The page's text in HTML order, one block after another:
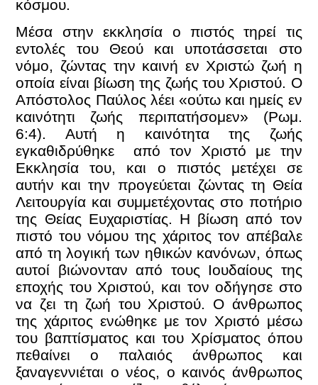
κόσμου.
Μέσα στην εκκλησία ο πιστός τηρεί τις
εντολές του Θεού και υποτάσσεται στο
νόμο, ζώντας την καινή εν Χριστώ ζωή η
οποία είναι βίωση της ζωής του Χριστού. Ο
Απόστολος Παύλος λέει «ούτω και ημείς εν
καινότητι ζωής περιπατήσομεν» (Ρωμ.
6:4). Αυτή η καινότητα της ζωής
εγκαθιδρύθηκε από τον Χριστό με την
Εκκλησία του, και ο πιστός μετέχει σε
αυτήν και την προγεύεται ζώντας τη Θεία
Λειτουργία και συμμετέχοντας στο ποτήριο
της Θείας Ευχαριστίας. Η βίωση από τον
πιστό του νόμου της χάριτος τον απέβαλε
από τη λογική των ηθικών κανόνων, όπως
αυτοί βιώνονταν από τους Ιουδαίους της
εποχής του Χριστού, και τον οδήγησε στο
να ζει τη ζωή του Χριστού. Ο άνθρωπος
της χάριτος ενώθηκε με τον Χριστό μέσω
του βαπτίσματος και του Χρίσματος όπου
πεθαίνει ο παλαιός άνθρωπος και
ξαναγεννιέται ο νέος, ο καινός άνθρωπος